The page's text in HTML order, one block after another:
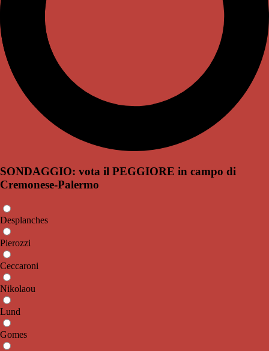
SONDAGGIO: vota il PEGGIORE in campo di
Cremonese-Palermo
Desplanches
Pierozzi
Ceccaroni
Nikolaou
Lund
Gomes